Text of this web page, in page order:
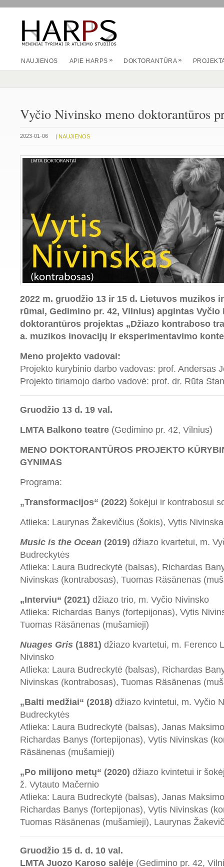
NAUJIENOS APIE HARPS » DOKTORANTŪRA »
Vyčio Nivinsko meno doktorantūros
2023-01-06 | NAUJIENOS
2022 m. gruodžio 13 ir 15 d. Lietuvos muzikos
rūmai, Gedimino pr. 42, Vilnius) apgintas Vyčio
doktorantūros projektas „Džiazo kontraboso
a. muzikos inovacijų ir eksperimentavimo
Meno projekto vadovai:
Projekto kūrybinio darbo vadovas: prof. Andersas
Projekto tiriamojo darbo vadovė: prof. dr. Rūta
Gruodžio 13 d. 19 val.
LMTA Balkono teatre (Gedimino pr. 42, Vilnius)
MENO DOKTORANTŪROS PROJEKTO
GYNIMAS
Programa:
„Transformacijos“ (2022) šokėjui ir kontrabosui
Atlieka: Laurynas Žakevičius (šokis), Vytis
Music is the Ocean (2019) džiazo kvartetui, m.
Budreckytės
Atlieka: Laura Budreckytė (balsas), Richardas
Nivinskas (kontrabosas), Tuomas Räsänenas
„Interviu“ (2021) džiazo trio, m. Vyčio Nivinsko
Atlieka: Richardas Banys (fortepijonas), Vytis
Tuomas Räsänenas (mušamieji)
Nuages Gris (1881) džiazo kvartetui, m. Ferenco
Nivinsko
Atlieka: Laura Budreckytė (balsas), Richardas
Nivinskas (kontrabosas), Tuomas Räsänenas
„Balti medžiai“ (2018) džiazo kvintetui, m. Vyčio
Budreckytės
Atlieka: Laura Budreckytė (balsas), Janas
Richardas Banys (fortepijonas), Vytis Nivinskas
Räsänenas (mušamieji)
„Po milijono metų“ (2020) džiazo kvintetui ir
ž. Vytauto Mačernio
Atlieka: Laura Budreckytė (balsas), Janas
Richardas Banys (fortepijonas), Vytis Nivinskas
Tuomas Räsänenas (mušamieji), Laurynas
Gruodžio 15 d. d. 10 val.
LMTA Juozo Karoso salėje (Gedimino pr. 42,